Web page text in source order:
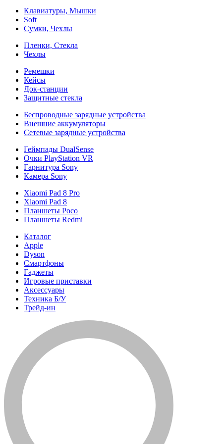
Клавиатуры, Мышки
Soft
Сумки, Чехлы
Пленки, Стекла
Чехлы
Ремешки
Кейсы
Док-станции
Защитные стекла
Беспроводные зарядные устройства
Внешние аккумуляторы
Сетевые зарядные устройства
Геймпады DualSense
Очки PlayStation VR
Гарнитура Sony
Камера Sony
Xiaomi Pad 8 Pro
Xiaomi Pad 8
Планшеты Poco
Планшеты Redmi
Каталог
Apple
Dyson
Смартфоны
Гаджеты
Игровые приставки
Аксессуары
Техника Б/У
Трейд-ин